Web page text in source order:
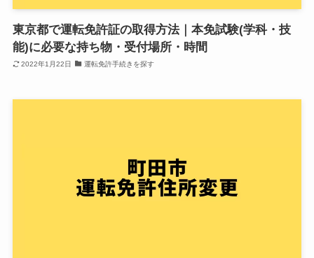
東京都で運転免許証の取得方法｜本免試験(学科・技
能)に必要な持ち物・受付場所・時間
2022年1月22日 運転免許手続きを探す